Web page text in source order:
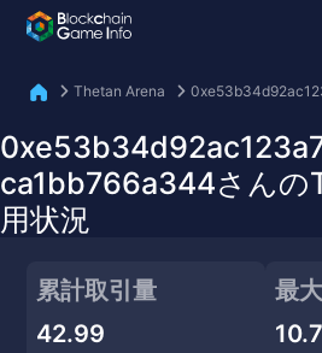
Thetan Arena
ca1bb766a344さんの
用状況
累計取引量
42.99
最